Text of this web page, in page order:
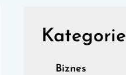
Kategorie
Biznes